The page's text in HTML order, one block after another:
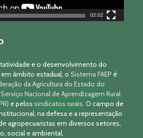
02:02
e o desenvolvimento do
âmbito estadual, o Sistema FAEP é
da Agricultura do Estado do
Serviço Nacional de Aprendizagem Rural
e pelos sindicatos rurais. O campo de
na defesa e a representação
agropecuaristas em diversos setores,
social e ambiental.